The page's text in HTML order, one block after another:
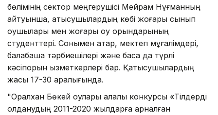
бөлімінің сектор меңгерушісі Мейрам Нұғманның
айтуынша, қатысушылардың көбі жоғары сынып
оқушылары мен жоғары оқу орындарының
студенттері. Сонымен қатар, мектеп мұғалімдері,
балабақша тәрбиешілері және басқа да түрлі
кәсіпорын қызметкерлері бар. Қатысушылардың
жасы 17-30 аралығында.
"Оралхан Бөкей оқулары қалалық конкурсы «Тілдерді
қолданудың 2011-2020 жылдарға арналған